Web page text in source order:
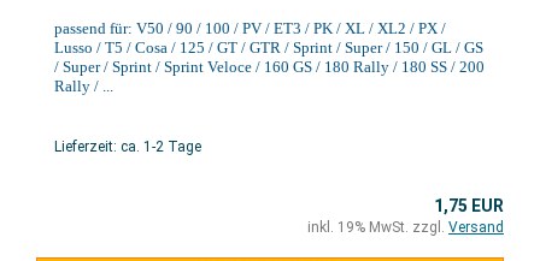
passend für: V50 / 90 / 100 / PV / ET3 / PK / XL / XL2 / PX /
Lusso / T5 / Cosa / 125 / GT / GTR / Sprint / Super / 150 / GL / GS
/ Super / Sprint / Sprint Veloce / 160 GS / 180 Rally / 180 SS / 200
Rally / ...
Lieferzeit: ca. 1-2 Tage
1,75 EUR
inkl. 19% MwSt. zzgl. Versand